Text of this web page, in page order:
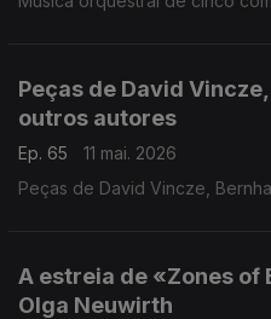
Peças de David
outros autores
Ep. 65
11 mai. 2026
Peças de David Vincze,
A estreia de «Zones of
Olga Neuwirth